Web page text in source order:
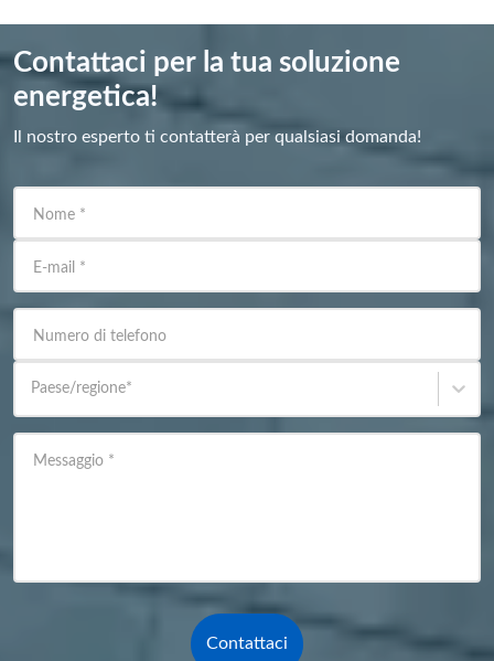
Contattaci per la tua soluzione
energetica!
Il nostro esperto ti contatterà per qualsiasi domanda!
Nome *
E-mail *
Numero di telefono
Paese/regione*
Messaggio *
Contattaci